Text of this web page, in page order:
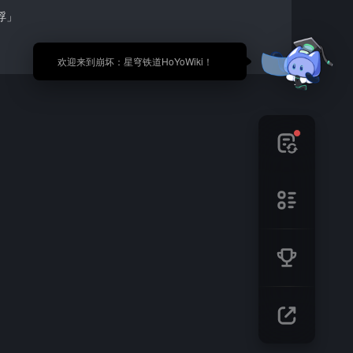
🎉 欢迎来到崩坏：星穹铁道HoYoWiki！